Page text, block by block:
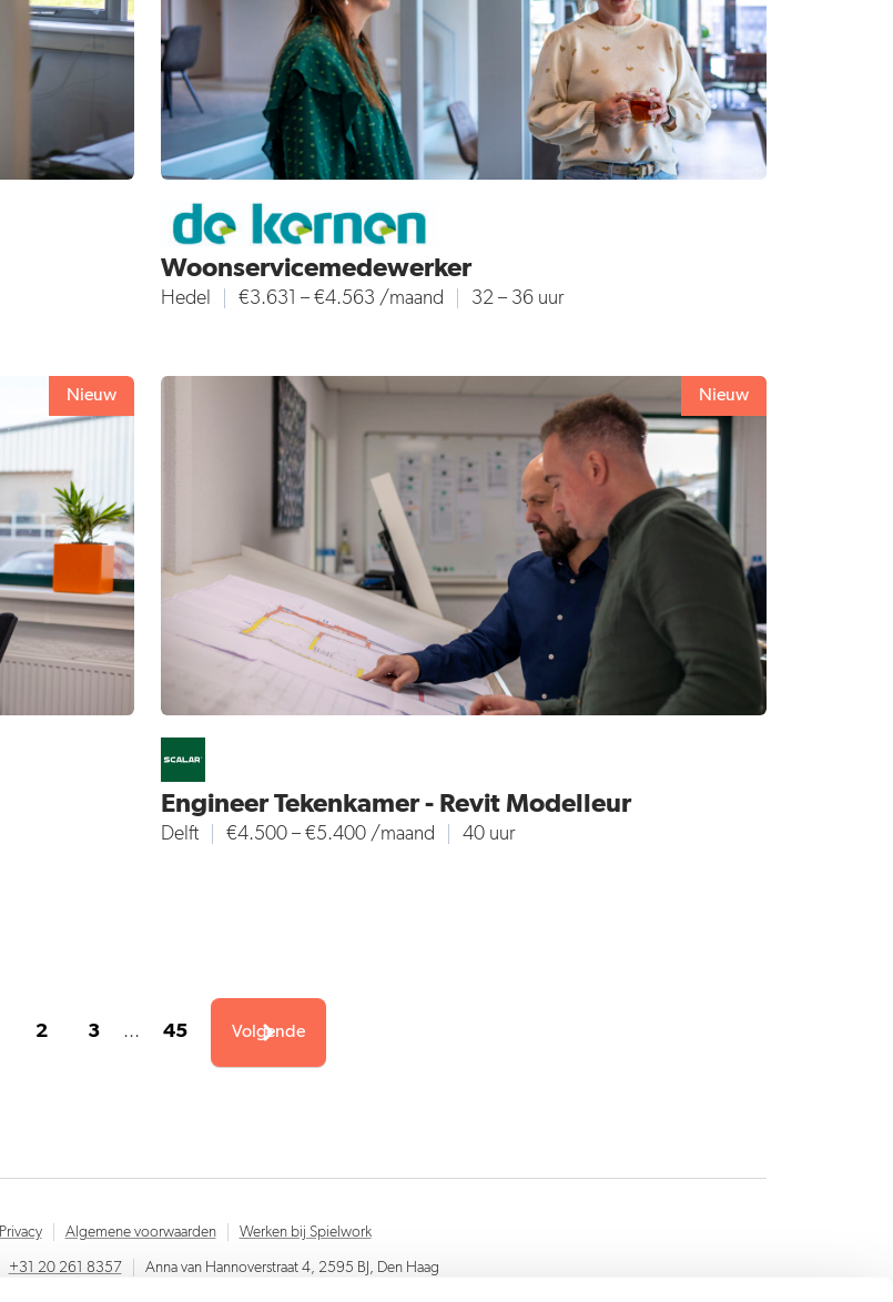
Woonservicemedewerker
Hedel €3.631 – €4.563 /maand 32 – 36 uur
Nieuw Nieuw
Engineer Tekenkamer - Revit Modelleur
Delft €4.500 – €5.400 /maand 40 uur
2 3 ... 45 Volgende
Privacy Algemene voorwaarden Werken bij Spielwork
+31 20 261 8357 Anna van Hannoverstraat 4, 2595 BJ, Den Haag